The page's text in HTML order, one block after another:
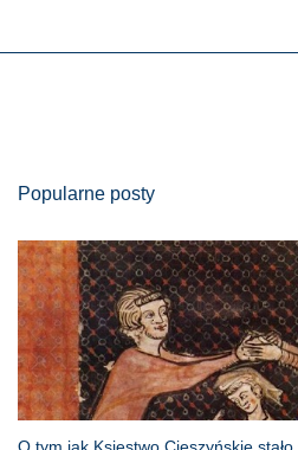
Popularne posty